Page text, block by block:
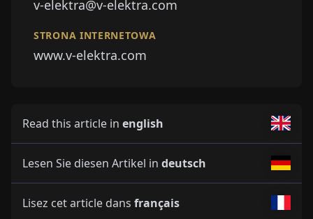
v-elektra@v-elektra.com
STRONA INTERNETOWA
www.v-elektra.com
Read this article in english
Lesen Sie diesen Artikel in deutsch
Lisez cet article dans français